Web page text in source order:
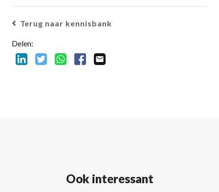
Terug naar kennisbank
Delen:
Ook interessant